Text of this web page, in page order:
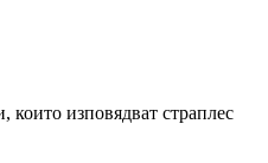
изповядват страплес